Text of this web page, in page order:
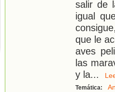
salir de
igual
que le
aves
las
y la...
Temática: